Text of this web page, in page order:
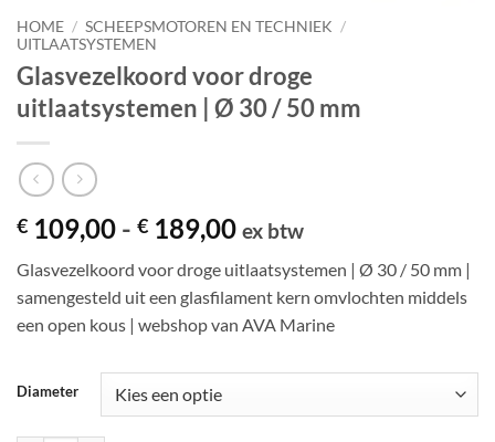
HOME / SCHEEPSMOTOREN EN TECHNIEK /
UITLAATSYSTEMEN
Glasvezelkoord voor droge
uitlaatsystemen | Ø 30 / 50 mm
€ 109,00 - € 189,00Prijsklasse:
tot
€ 189,00
ex btw
Glasvezelkoord voor droge uitlaatsystemen | Ø 30 / 50 mm |
samengesteld uit een glasfilament kern omvlochten middels
een open kous | webshop van AVA Marine
Diameter